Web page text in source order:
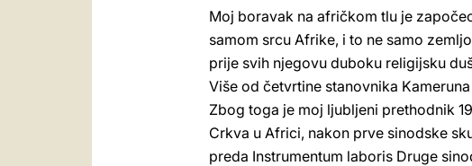
Moj boravak na afričkom tlu je
samom srcu Afrike, i to ne samo
prije svih njegovu duboku religijsku
Više od četvrtine stanovnika
Zbog toga je moj ljubljeni prethodnik
Crkva u Africi, nakon prve sinodske
preda Instrumentum laboris Druge